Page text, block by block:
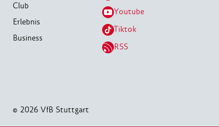
Club
Erlebnis
Business
Youtube
Tiktok
RSS
© 2026 VfB Stuttgart